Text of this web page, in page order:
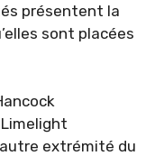
présentent la
sont placées
extrémité du